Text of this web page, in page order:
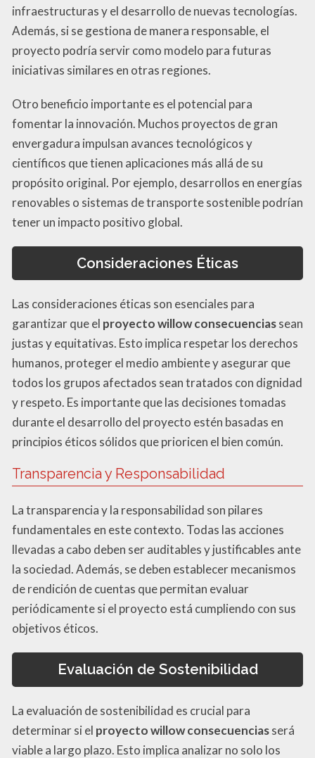
infraestructuras y el desarrollo de nuevas tecnologías.
Además, si se gestiona de manera responsable, el
proyecto podría servir como modelo para futuras
iniciativas similares en otras regiones.
Otro beneficio importante es el potencial para
fomentar la innovación. Muchos proyectos de gran
envergadura impulsan avances tecnológicos y
científicos que tienen aplicaciones más allá de su
propósito original. Por ejemplo, desarrollos en energías
renovables o sistemas de transporte sostenible podrían
tener un impacto positivo global.
Consideraciones Éticas
Las consideraciones éticas son esenciales para
garantizar que el proyecto willow consecuenciassean
justas y equitativas. Esto implica respetar los derechos
humanos, proteger el medio ambiente y asegurar que
todos los grupos afectados sean tratados con dignidad
y respeto. Es importante que las decisiones tomadas
durante el desarrollo del proyecto estén basadas en
principios éticos sólidos que prioricen el bien común.
Transparencia y Responsabilidad
La transparencia y la responsabilidad son pilares
fundamentales en este contexto. Todas las acciones
llevadas a cabo deben ser auditables y justificables ante
la sociedad. Además, se deben establecer mecanismos
de rendición de cuentas que permitan evaluar
periódicamente si el proyecto está cumpliendo con sus
objetivos éticos.
Evaluación de Sostenibilidad
La evaluación de sostenibilidad es crucial para
determinar si el proyecto willow consecuenciasserá
viable a largo plazo. Esto implica analizar no solo los